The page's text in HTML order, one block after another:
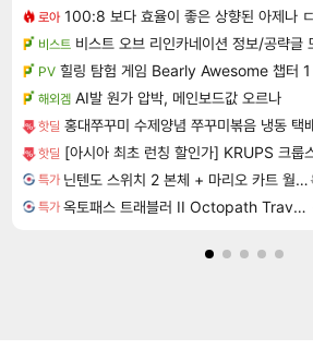
로아 100:8 보다 효율이 좋은 상향된 아제나
비스트 비스트 오브 리인카네이션 정보/공략글
PV 힐링 탐험 게임 Bearly Awesome 챕터 1
해외겜 AI발 원가 압박, 메인보드값 오르나
핫딜 홍대쭈꾸미 수제양념 쭈꾸미볶음 냉동
핫딜 [아시아 최초 런칭 할인가] KRUPS 크룹스
특가 닌텐도 스위치 2 본체 + 마리오 카트 월드 + 포켓몬스터 레전드 ZA 닌텐도 스위치 2 에디션 번들
특가 옥토패스 트래블러 II Octopath Traveler II